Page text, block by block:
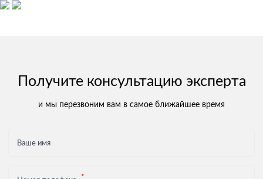
Получите консультацию эксперта
и мы перезвоним вам в самое ближайшее время
Ваше имя